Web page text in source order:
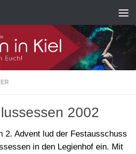
2002
2. Advent lud der Festausschuss
in den Legienhof ein. Mit